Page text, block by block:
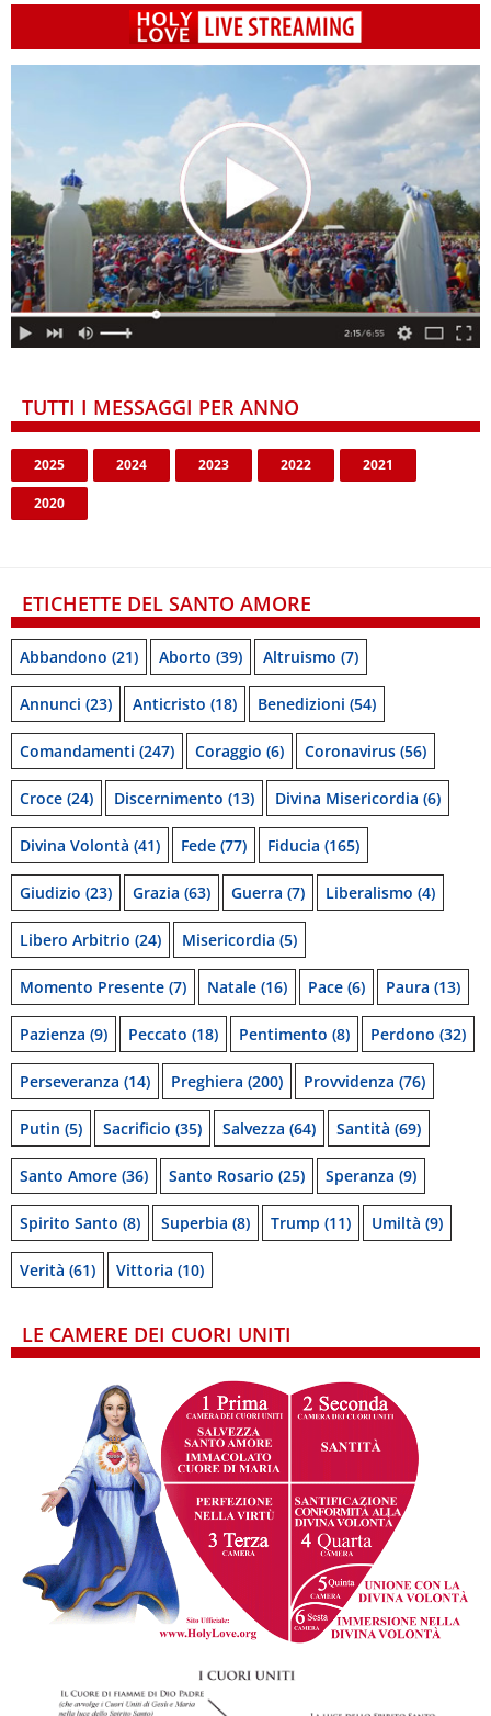
TUTTI I MESSAGGI PER ANNO
2025 2024 2023 2022 2021
2020
ETICHETTE DEL SANTO AMORE
Abbandono (21) Aborto (39) Altruismo (7)
Annunci (23) Anticristo (18) Benedizioni (54)
Comandamenti (247) Coraggio (6) Coronavirus (56)
Croce (24) Discernimento (13) Divina Misericordia (6)
Divina Volontà (41) Fede (77) Fiducia (165)
Giudizio (23) Grazia (63) Guerra (7) Liberalismo (4)
Libero Arbitrio (24) Misericordia (5)
Momento Presente (7) Natale (16) Pace (6) Paura (13)
Pazienza (9) Peccato (18) Pentimento (8) Perdono (32)
Perseveranza (14) Preghiera (200) Provvidenza (76)
Putin (5) Sacrificio (35) Salvezza (64) Santità (69)
Santo Amore (36) Santo Rosario (25) Speranza (9)
Spirito Santo (8) Superbia (8) Trump (11) Umiltà (9)
Verità (61) Vittoria (10)
LE CAMERE DEI CUORI UNITI